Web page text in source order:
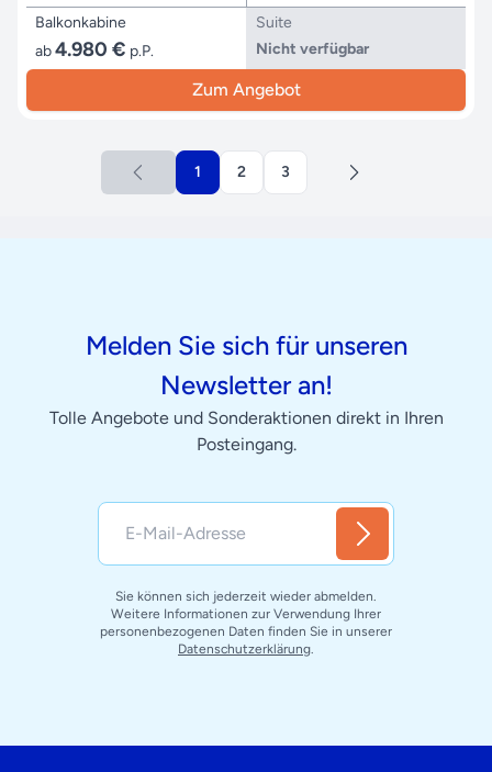
Balkonkabine
ab4.980 € p.P.
Suite
Nicht verfügbar
Zum Angebot
1 2 3
Melden Sie sich für unseren
Newsletter an!
Tolle Angebote und Sonderaktionen direkt in Ihren
Posteingang.
Sie können sich jederzeit wieder abmelden.
Weitere Informationen zur Verwendung Ihrer
personenbezogenen Daten finden Sie in unserer
Datenschutzerklärung